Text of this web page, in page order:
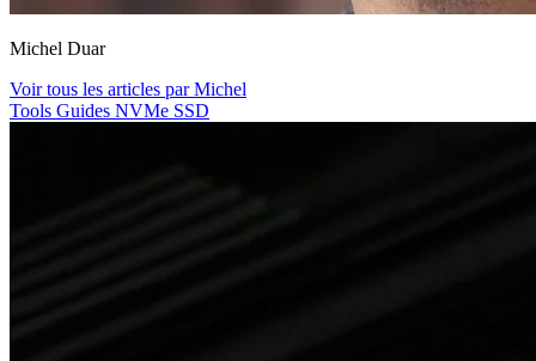
Michel Duar
Voir tous les articles par Michel
Tools Guides NVMe SSD